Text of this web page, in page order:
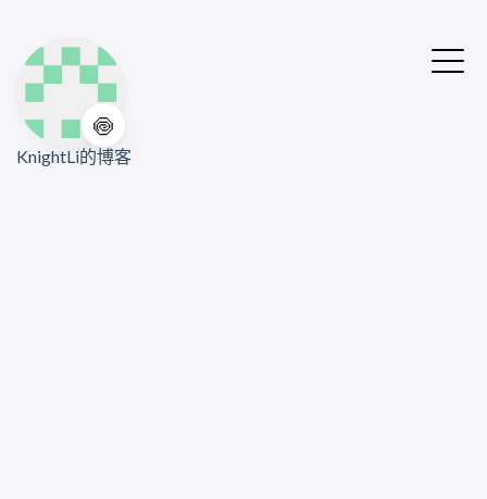
🍥
KnightLi的博客